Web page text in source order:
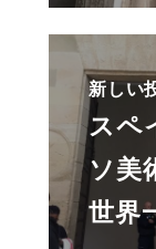
新しい
スペ
ソ美
世界